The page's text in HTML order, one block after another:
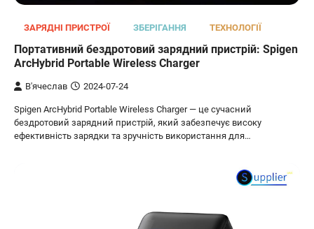
ЗАРЯДНІ ПРИСТРОЇ ЗБЕРІГАННЯ ТЕХНОЛОГІЇ
Портативний бездротовий зарядний пристрій: Spigen
ArcHybrid Portable Wireless Charger
В'ячеслав 2024-07-24
Spigen ArcHybrid Portable Wireless Charger — це сучасний
бездротовий зарядний пристрій, який забезпечує високу
ефективність зарядки та зручність використання для…